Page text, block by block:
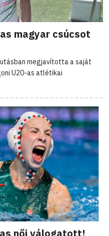
magyar csúcsot
megjavította a saját
U20-as atlétikai